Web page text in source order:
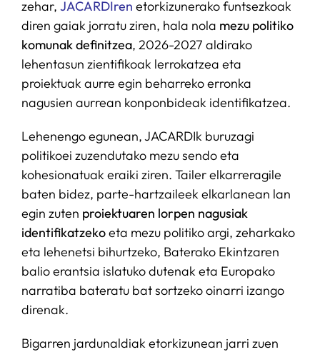
zehar, JACARDIren etorkizunerako funtsezkoak
diren gaiak jorratu ziren, hala nola mezu politiko
komunak definitzea, 2026-2027 aldirako
lehentasun zientifikoak lerrokatzea eta
proiektuak aurre egin beharreko erronka
nagusien aurrean konponbideak identifikatzea.
Lehenengo egunean, JACARDIk buruzagi
politikoei zuzendutako mezu sendo eta
kohesionatuak eraiki ziren. Tailer elkarreragile
baten bidez, parte-hartzaileek elkarlanean lan
egin zuten proiektuaren lorpen nagusiak
identifikatzekoeta mezu politiko argi, zeharkako
eta lehenetsi bihurtzeko, Baterako Ekintzaren
balio erantsia islatuko dutenak eta Europako
narratiba bateratu bat sortzeko oinarri izango
direnak.
Bigarren jardunaldiak etorkizunean jarri zuen